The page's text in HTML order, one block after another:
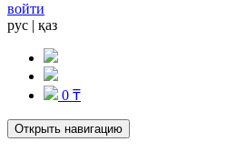
войти
рус | қаз
0 ₸
Открыть навигацию